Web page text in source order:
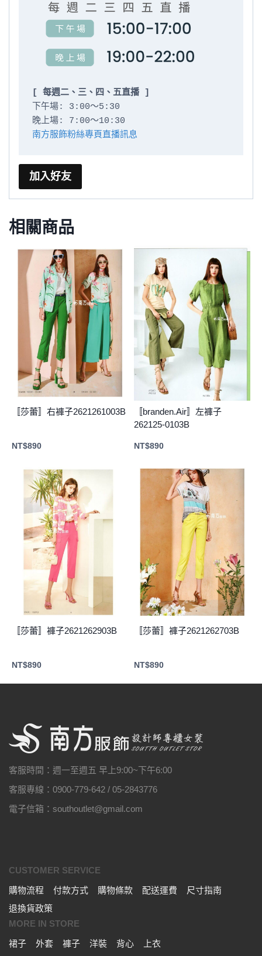
[ 每週二、三、四、五直播 ]
下午場: 3:00～5:30
南方服飾粉絲專頁直播訊息
加入好友
相關商品
〚莎蕾〛右褲子2621261003B
NT$890
〚branden.Air〛左褲子
262125-0103B
NT$890
〚莎蕾〛褲子2621262903B
NT$890
〚莎蕾〛褲子2621262703B
NT$890
客服時間：週一至週五 早上9:00~下午6:00
客服專線：0900-779-642 / 05-2843776
電子信箱：southoutlet@gmail.com
CUSTOMER SERVICE
購物流程
付款方式 購物條款 配送運費
尺寸指南
退換貨政策
MORE IN STORE
裙子
外套 褲子 洋裝 背心
上衣